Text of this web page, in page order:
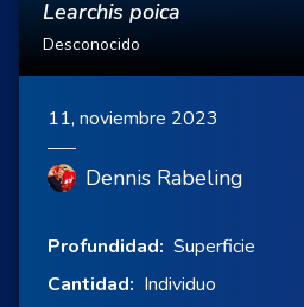
Learchis poica
Desconocido
11, noviembre 2023
Dennis Rabeling
Profundidad: Superficie
Cantidad: Individuo